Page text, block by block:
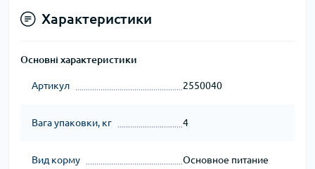
Характеристики
Основні характеристики
Артикул 2550040
Вага упаковки, кг 4
Вид корму Основное питание